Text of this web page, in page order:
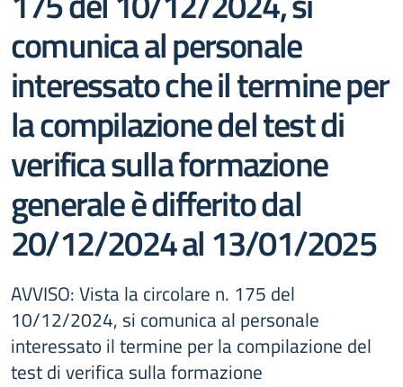
comunica al personale
interessato che il termine per
la compilazione del test di
verifica sulla formazione
generale è differito dal
20/12/2024 al 13/01/2025
AVVISO: Vista la circolare n. 175 del
10/12/2024, si comunica al personale
interessato il termine per la compilazione del
test di verifica sulla formazione